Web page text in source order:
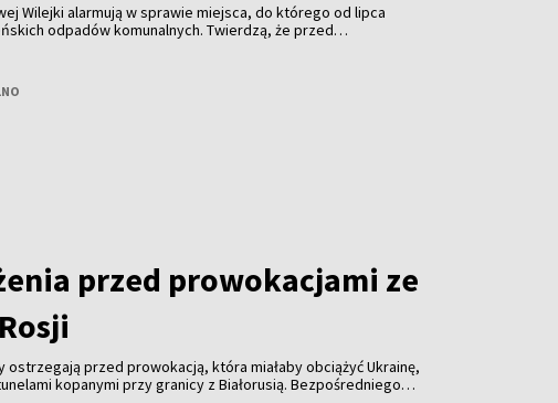
Wilejki alarmują w sprawie miejsca, do którego od lipca
odpadów komunalnych. Twierdzą, że przed
przed prowokacjami ze
ostrzegają przed prowokacją, która miałaby obciążyć Ukrainę,
kopanymi przy granicy z Białorusią. Bezpośredniego